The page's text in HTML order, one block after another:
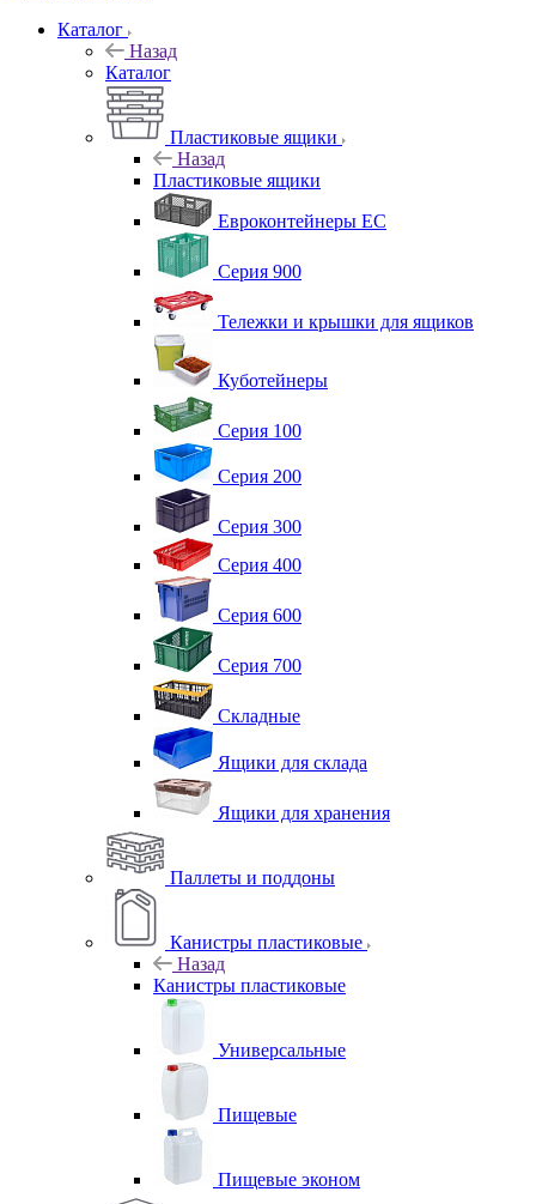
Каталог
Назад
Каталог
Пластиковые ящики
Назад
Пластиковые ящики
Евроконтейнеры ЕС
Серия 900
Тележки и крышки для ящиков
Куботейнеры
Серия 100
Серия 200
Серия 300
Серия 400
Серия 600
Серия 700
Складные
Ящики для склада
Ящики для хранения
Паллеты и поддоны
Канистры пластиковые
Назад
Канистры пластиковые
Универсальные
Пищевые
Пищевые эконом